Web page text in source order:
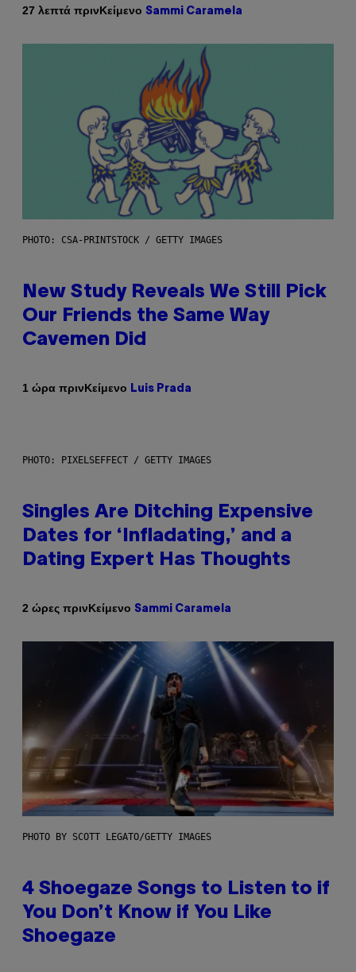
27 λεπτά πρινΚείμενο Sammi Caramela
PHOTO: CSA-PRINTSTOCK / GETTY IMAGES
New Study Reveals We Still Pick
Our Friends the Same Way
Cavemen Did
1 ώρα πρινΚείμενο Luis Prada
PHOTO: PIXELSEFFECT / GETTY IMAGES
Singles Are Ditching Expensive
Dates for ‘Infladating,’ and a
Dating Expert Has Thoughts
2 ώρες πρινΚείμενο Sammi Caramela
PHOTO BY SCOTT LEGATO/GETTY IMAGES
4 Shoegaze Songs to Listen to if
You Don’t Know if You Like
Shoegaze